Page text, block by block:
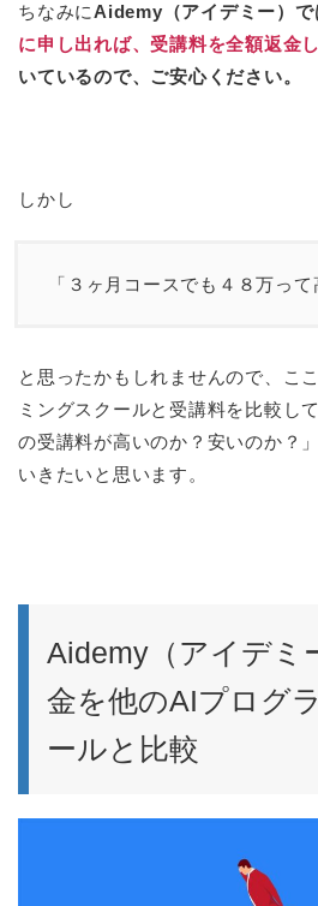
ちなみにAidemy（アイデミー）で
に申し出れば、受講料を全額返金
いているので、ご安心ください。
しかし
「３ヶ月コースでも４８万って
と思ったかもしれませんので、こ
ミングスクールと受講料を比較し
の受講料が高いのか？安いのか？
いきたいと思います。
Aidemy（アイデミ
金を他のAIプログ
ールと比較